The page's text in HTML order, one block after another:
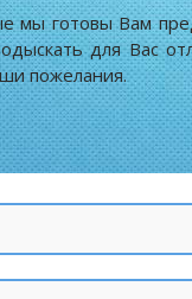
готовы Вам
для Вас
пожелания.